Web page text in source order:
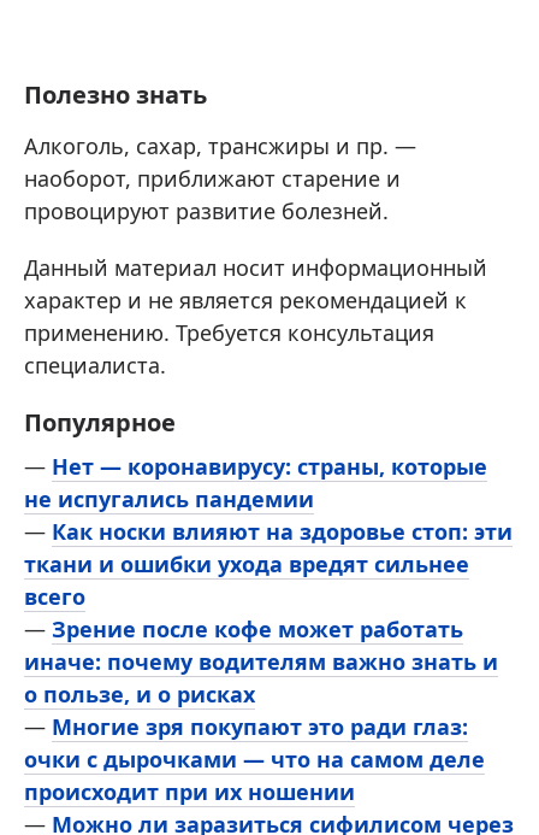
Полезно знать
Алкоголь, сахар, трансжиры и пр. —
наоборот, приближают старение и
провоцируют развитие болезней.
Данный материал носит информационный
характер и не является рекомендацией к
применению. Требуется консультация
специалиста.
Популярное
— Нет — коронавирусу: страны, которые
не испугались пандемии
— Как носки влияют на здоровье стоп: эти
ткани и ошибки ухода вредят сильнее
всего
— Зрение после кофе может работать
иначе: почему водителям важно знать и
о пользе, и о рисках
— Многие зря покупают это ради глаз:
очки с дырочками — что на самом деле
происходит при их ношении
— Можно ли заразиться сифилисом через